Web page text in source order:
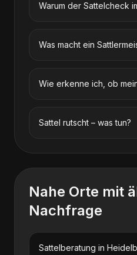
Warum der Sattelcheck
Was macht ein
Wie erkenne ich, ob
Sattel rutscht – was tun?
Nahe Orte mit
Nachfrage
Sattelberatung in